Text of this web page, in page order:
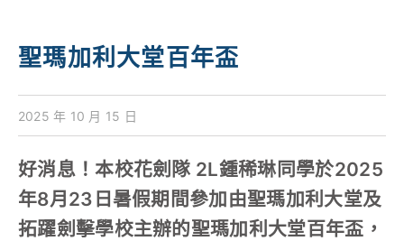
聖瑪加利大堂百年盃
2025 年 10 月 15 日
好消息！本校花劍隊 2L鍾稀琳同學於2025
年8月23日暑假期間參加由聖瑪加利大堂及
拓躍劍擊學校主辦的聖瑪加利大堂百年盃，